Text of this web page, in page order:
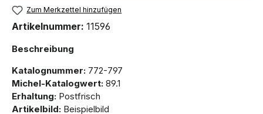
Zum Merkzettel hinzufügen
Artikelnummer: 11596
Beschreibung
Katalognummer: 772-797
Michel-Katalogwert: 89.1
Erhaltung: Postfrisch
Artikelbild: Beispielbild